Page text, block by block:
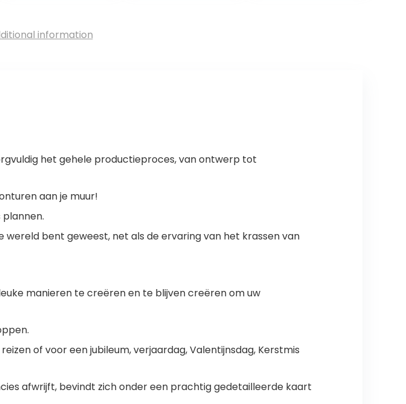
geproduceerd…
information
het gehele productieproces, van ontwerp tot
aan je muur!
bent geweest, net als de ervaring van het krassen van
manieren te creëren en te blijven creëren om uw
of voor een jubileum, verjaardag, Valentijnsdag, Kerstmis
afwrijft, bevindt zich onder een prachtig gedetailleerde kaart